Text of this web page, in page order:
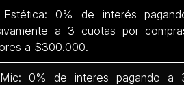
Estética: 0% de interés
a 3 cuotas por
a $300.000.
0% de interes pagando a